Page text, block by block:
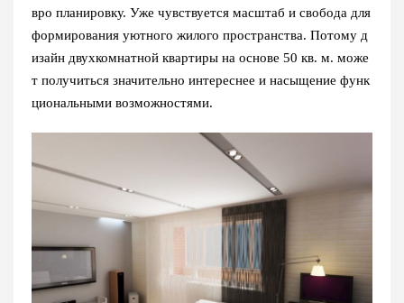
вро планировку. Уже чувствуется масштаб и свобода для
формирования уютного жилого пространства. Потому д
изайн двухкомнатной квартиры на основе 50 кв. м. може
т получиться значительно интереснее и насыщение функ
циональными возможностями.